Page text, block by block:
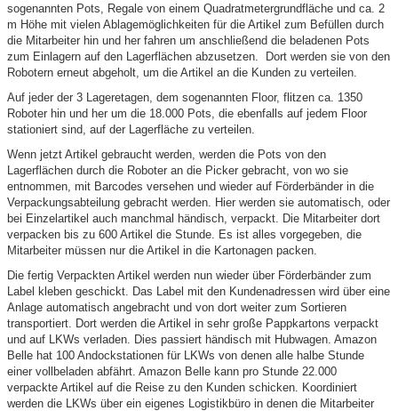
sogenannten Pots, Regale von einem Quadratmetergrundfläche und ca. 2
m Höhe mit vielen Ablagemöglichkeiten für die Artikel zum Befüllen durch
die Mitarbeiter hin und her fahren um anschließend die beladenen Pots
zum Einlagern auf den Lagerflächen abzusetzen. Dort werden sie von den
Robotern erneut abgeholt, um die Artikel an die Kunden zu verteilen.
Auf jeder der 3 Lageretagen, dem sogenannten Floor, flitzen ca. 1350
Roboter hin und her um die 18.000 Pots, die ebenfalls auf jedem Floor
stationiert sind, auf der Lagerfläche zu verteilen.
Wenn jetzt Artikel gebraucht werden, werden die Pots von den
Lagerflächen durch die Roboter an die Picker gebracht, von wo sie
entnommen, mit Barcodes versehen und wieder auf Förderbänder in die
Verpackungsabteilung gebracht werden. Hier werden sie automatisch, oder
bei Einzelartikel auch manchmal händisch, verpackt. Die Mitarbeiter dort
verpacken bis zu 600 Artikel die Stunde. Es ist alles vorgegeben, die
Mitarbeiter müssen nur die Artikel in die Kartonagen packen.
Die fertig Verpackten Artikel werden nun wieder über Förderbänder zum
Label kleben geschickt. Das Label mit den Kundenadressen wird über eine
Anlage automatisch angebracht und von dort weiter zum Sortieren
transportiert. Dort werden die Artikel in sehr große Pappkartons verpackt
und auf LKWs verladen. Dies passiert händisch mit Hubwagen. Amazon
Belle hat 100 Andockstationen für LKWs von denen alle halbe Stunde
einer vollbeladen abfährt. Amazon Belle kann pro Stunde 22.000
verpackte Artikel auf die Reise zu den Kunden schicken. Koordiniert
werden die LKWs über ein eigenes Logistikbüro in denen die Mitarbeiter